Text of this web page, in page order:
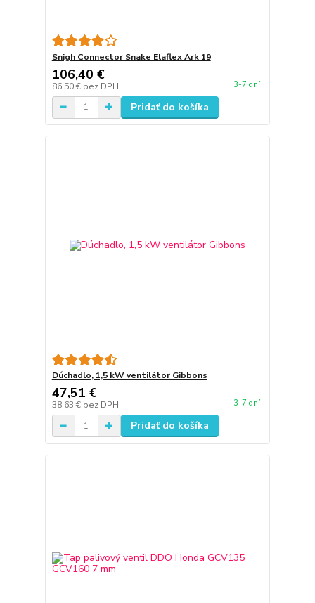
Snigh Connector Snake Elaflex Ark 19
106,40 €
86,50 € bez DPH 3-7 dní
Pridať do košíka
Dúchadlo, 1,5 kW ventilátor Gibbons
47,51 €
38,63 € bez DPH 3-7 dní
Pridať do košíka